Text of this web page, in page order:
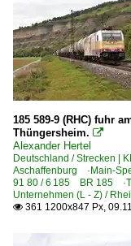
185 589-9 (RHC) fuhr
Thüngersheim. 
Alexander Hertel
Deutschland / Strecken |
Aschaffenburg ·Main-
91 80 / 6 185 BR 185
Unternehmen (L - Z) /
 361 1200x847 Px,